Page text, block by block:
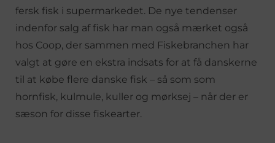
fersk fisk i supermarkedet. De nye tendenser
indenfor salg af fisk har man også mærket også
hos Coop, der sammen med Fiskebranchen har
valgt at gøre en ekstra indsats for at få danskerne
til at købe flere danske fisk – så som som
hornfisk, kulmule, kuller og mørksej – når der er
sæson for disse fiskearter.